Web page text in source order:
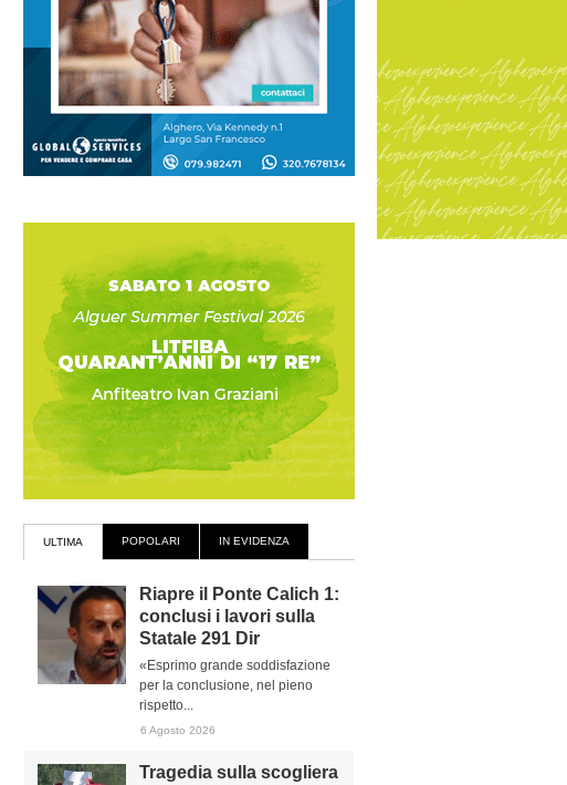
ULTIMA POPOLARI IN EVIDENZA
Riapre il Ponte Calich 1:
conclusi i lavori sulla
Statale 291 Dir
«Esprimo grande soddisfazione
per la conclusione, nel pieno
rispetto...
6 Agosto 2026
Tragedia sulla scogliera